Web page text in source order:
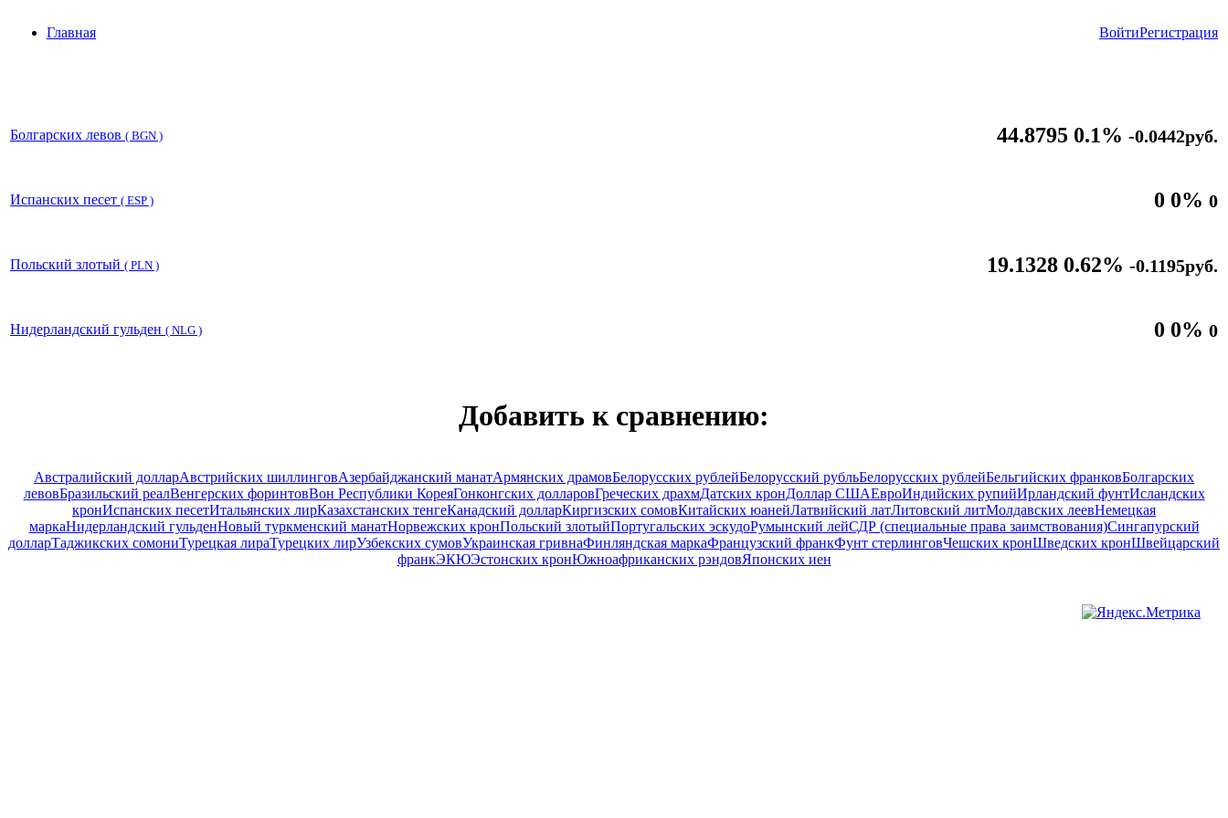
Главная ВойтиРегистрация
Болгарских левов ( BGN ) 44.8795 0.1% -0.0442руб.
Испанских песет ( ESP ) 0 0% 0
Польский злотый ( PLN ) 19.1328 0.62% -0.1195руб.
Нидерландский гульден ( NLG ) 0 0% 0
Добавить к сравнению:
Австралийский долларАвстрийских шиллинговАзербайджанский манатАрмянских драмовБелoрусских рублейБелорусский рубльБелорусских рублейБельгийских франковБолгарских
левовБразильский реалВенгерских форинтовВон Республики КореяГонконгских долларовГреческих драхмДатских кронДоллар СШАЕвроИндийских рупийИрландский фунтИсландских
кронИспанских песетИтальянских лирКазахстанских тенгеКанадский долларКиргизских сомовКитайских юанейЛатвийский латЛитовский литМолдавских леевНемецкая
маркаНидерландский гульденНовый туркменский манатНорвежских кронПольский злотыйПортугальских эскудоРумынский лейСДР (специальные права заимствования)Сингапурский
долларТаджикских сомониТурецкая лираТурецких лирУзбекских сумовУкраинская гривнаФинляндская маркаФранцузский франкФунт стерлинговЧешских кронШведских кронШвейцарский
франкЭКЮЭстонских кронЮжноафриканских рэндовЯпонских иен